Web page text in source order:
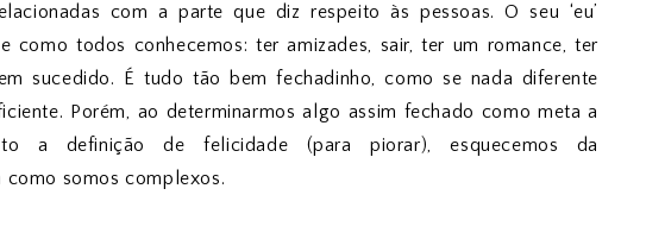
com a parte que diz respeito às pessoas. O seu ‘eu’
como todos conhecemos: ter amizades, sair, ter um romance, ter
sucedido. É tudo tão bem fechadinho, como se nada diferente
Porém, ao determinarmos algo assim fechado como meta a
a definição de felicidade (para piorar), esquecemos da
como somos complexos.